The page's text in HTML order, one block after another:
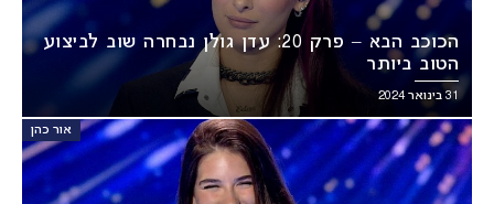
הכוכב הבא – פרק 20: עדן גולן נבחרה שוב לביצוע
הטוב ביותר
31 בינואר 2024
אור כהן